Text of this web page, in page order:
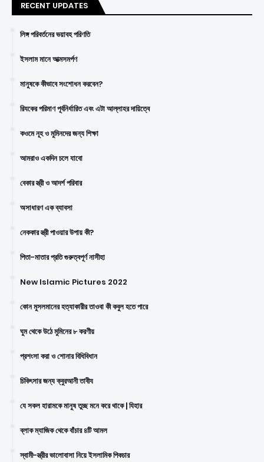
RECENT UPDATES
লিঙ্গ পরিবর্তনের ভয়াবহ পরিণতি
ইসলাম মানে আত্মসমর্পণ
মানুষকে কীভাবে সংশোধন করবেন?
রিযকের পরিমাণ পূর্বনির্ধারিত এবং এটা আল্লাহর দায়িত্বে
কওমে নূহ ও মুমিনদের জন্য শিক্ষা
আমরাও একদিন চলে যাবো
বেকার স্ত্রী ও আদর্শ পরিবার
অসাধারণ এক ব্যাবসা
নেককার স্ত্রী পাওয়ার উপায় কী?
পিতা-মাতার প্রতি গুরুত্বপূর্ণ নাসীহা
New Islamic Pictures 2022
কোন মুসলমানের হত্যাকারীর তাওবা কী কবুল হতে পারে
ঘুম থেকে উঠে মুমিনের ৮ করণীয়
প্রশংসা করা ও শোনার বিধিবিধান
চিকিৎসার জন্য ক্বুরআনী তাবীয
যে সকল হারামকে মানুষ তুচ্ছ মনে করে থাকে | যিহার
ব্লাক ম্যাজিক থেকে বাঁচার ৪টি আমল
স্বামী-স্ত্রীর ভালোবাসা নিয়ে ইসলামিক পিকচার